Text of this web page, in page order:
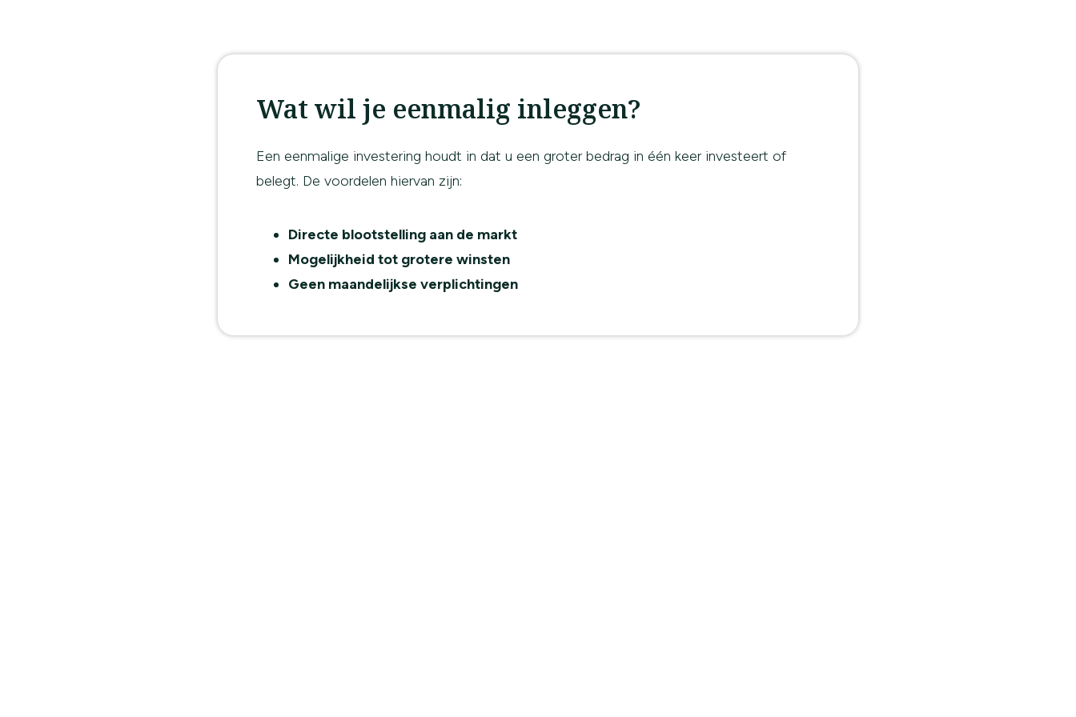
Wat wil je eenmalig inleggen?
Een eenmalige investering houdt in dat u een groter bedrag in één keer investeert of
belegt. De voordelen hiervan zijn:
Directe blootstelling aan de markt
Mogelijkheid tot grotere winsten
Geen maandelijkse verplichtingen